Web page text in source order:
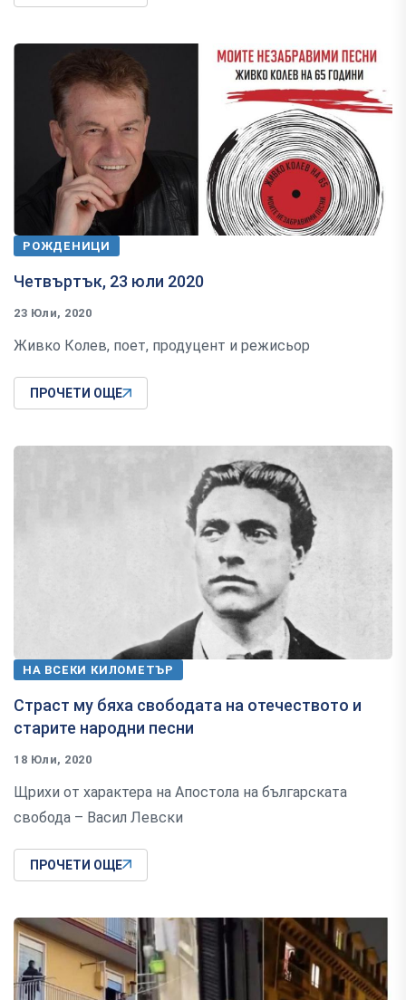
РОЖДЕНИЦИ
Четвъртък, 23 юли 2020
23 Юли, 2020
Живко Колев, поет, продуцент и режисьор
ПРОЧЕТИ ОЩЕ
НА ВСЕКИ КИЛОМЕТЪР
Страст му бяха свободата на отечеството и
старите народни песни
18 Юли, 2020
Щрихи от характера на Апостола на българската
свобода – Васил Левски
ПРОЧЕТИ ОЩЕ